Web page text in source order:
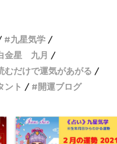
九星気学
金星 九月
むだけで運気があがる
ント 開運ブログ